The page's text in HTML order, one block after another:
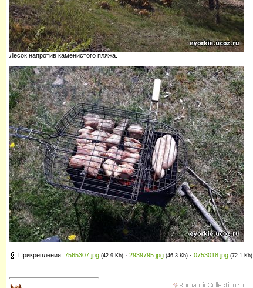
Лесок напротив каменистого пляжа.
Прикрепления: 7565307.jpg (42.9 Kb) · 2939795.jpg (46.3 Kb) · 0753018.jpg (72.1 Kb)